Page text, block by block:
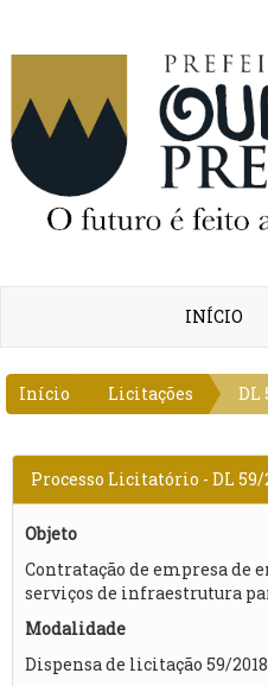
INÍCIO
Início Licitações DL
Processo Licitatório - DL 59/
Objeto
Contratação de empresa de
serviços de infraestrutura
Modalidade
Dispensa de licitação 59/2018